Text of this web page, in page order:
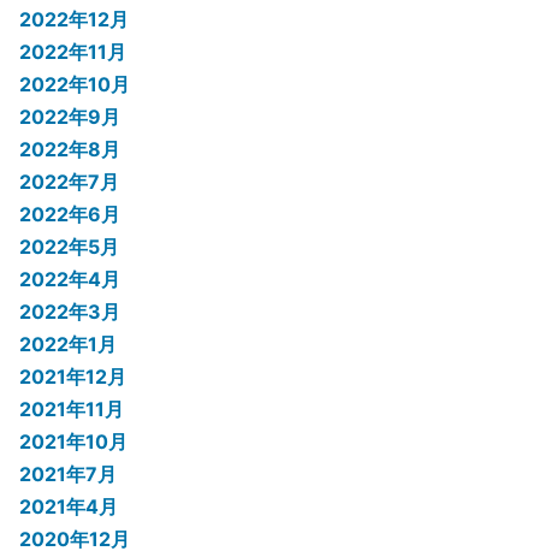
2022年12月
2022年11月
2022年10月
2022年9月
2022年8月
2022年7月
2022年6月
2022年5月
2022年4月
2022年3月
2022年1月
2021年12月
2021年11月
2021年10月
2021年7月
2021年4月
2020年12月